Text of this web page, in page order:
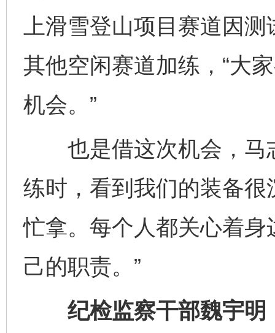
上滑雪登山项目赛道因
其他空闲赛道加练，“大
机会。”
也是借这次机会，马志
练时，看到我们的装备
忙拿。每个人都关心着
己的职责。”
纪检监察干部魏宇明